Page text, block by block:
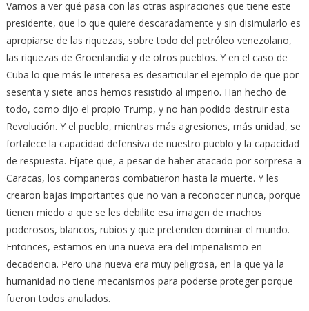
Vamos a ver qué pasa con las otras aspiraciones que tiene este
presidente, que lo que quiere descaradamente y sin disimularlo es
apropiarse de las riquezas, sobre todo del petróleo venezolano,
las riquezas de Groenlandia y de otros pueblos. Y en el caso de
Cuba lo que más le interesa es desarticular el ejemplo de que por
sesenta y siete años hemos resistido al imperio. Han hecho de
todo, como dijo el propio Trump, y no han podido destruir esta
Revolución. Y el pueblo, mientras más agresiones, más unidad, se
fortalece la capacidad defensiva de nuestro pueblo y la capacidad
de respuesta. Fíjate que, a pesar de haber atacado por sorpresa a
Caracas, los compañeros combatieron hasta la muerte. Y les
crearon bajas importantes que no van a reconocer nunca, porque
tienen miedo a que se les debilite esa imagen de machos
poderosos, blancos, rubios y que pretenden dominar el mundo.
Entonces, estamos en una nueva era del imperialismo en
decadencia. Pero una nueva era muy peligrosa, en la que ya la
humanidad no tiene mecanismos para poderse proteger porque
fueron todos anulados.